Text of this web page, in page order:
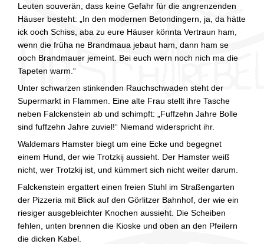
Leuten souverän, dass keine Gefahr für die angrenzenden
Häuser besteht: „In den modernen Betondingern, ja, da hätte
ick ooch Schiss, aba zu eure Häuser könnta Vertraun ham,
wenn die früha ne Brandmaua jebaut ham, dann ham se
ooch Brandmauer jemeint. Bei euch wern noch nich ma die
Tapeten warm.“
Unter schwarzen stinkenden Rauchschwaden steht der
Supermarkt in Flammen. Eine alte Frau stellt ihre Tasche
neben Falckenstein ab und schimpft: „Fuffzehn Jahre Bolle
sind fuffzehn Jahre zuviel!“ Niemand widerspricht ihr.
Waldemars Hamster biegt um eine Ecke und begegnet
einem Hund, der wie Trotzkij aussieht. Der Hamster weiß
nicht, wer Trotzkij ist, und kümmert sich nicht weiter darum.
Falckenstein ergattert einen freien Stuhl im Straßengarten
der Pizzeria mit Blick auf den Görlitzer Bahnhof, der wie ein
riesiger ausgebleichter Knochen aussieht. Die Scheiben
fehlen, unten brennen die Kioske und oben an den Pfeilern
die dicken Kabel.